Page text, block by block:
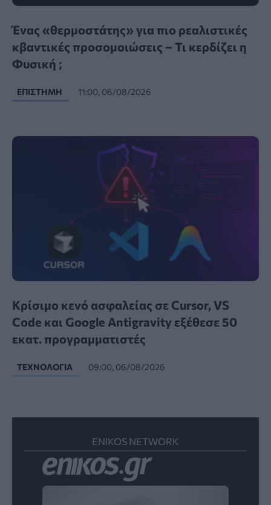
Ένας «θερμοστάτης» για πιο ρεαλιστικές
κβαντικές προσομοιώσεις – Τι κερδίζει η
Φυσική ;
ΕΠΙΣΤΉΜΗ 11:00, 06/08/2026
Κρίσιμο κενό ασφαλείας σε Cursor, VS
Code και Google Antigravity εξέθεσε 50
εκατ. προγραμματιστές
ΤΕΧΝΟΛΟΓΊΑ 09:00, 06/08/2026
ENIKOS NETWORK